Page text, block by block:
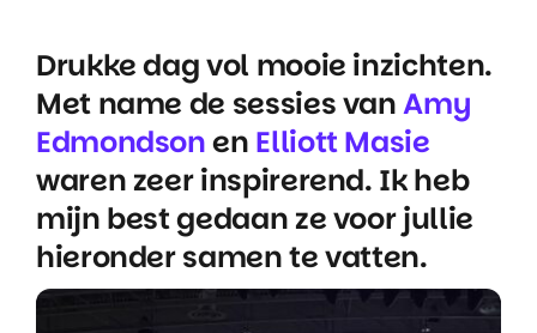
Drukke dag vol mooie inzichten.
Met name de sessies vanAmy
Edmondsonen Elliott Masie
waren zeer inspirerend. Ik heb
mijn best gedaan ze voor jullie
hieronder samen te vatten.